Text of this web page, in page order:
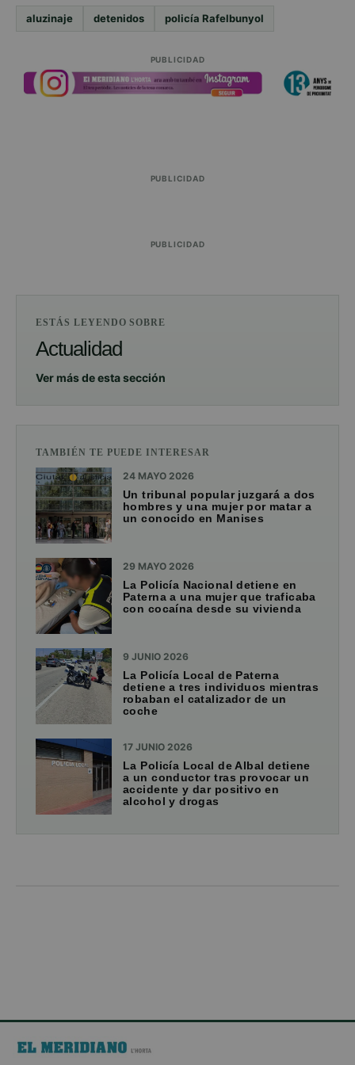
aluzinaje detenidos policía Rafelbunyol
PUBLICIDAD
PUBLICIDAD
PUBLICIDAD
ESTÁS LEYENDO SOBRE
Actualidad
Ver más de esta sección
TAMBIÉN TE PUEDE INTERESAR
24 MAYO 2026
Un tribunal popular juzgará a dos
hombres y una mujer por matar a
un conocido en Manises
29 MAYO 2026
La Policía Nacional detiene en
Paterna a una mujer que traficaba
con cocaína desde su vivienda
9 JUNIO 2026
La Policía Local de Paterna
detiene a tres individuos mientras
robaban el catalizador de un
coche
17 JUNIO 2026
La Policía Local de Albal detiene
a un conductor tras provocar un
accidente y dar positivo en
alcohol y drogas